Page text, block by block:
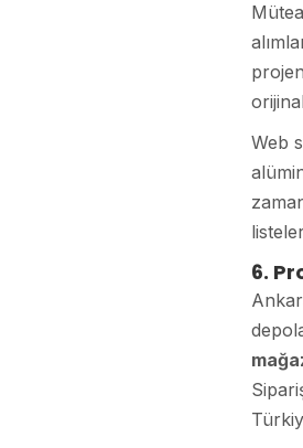
Web
6.